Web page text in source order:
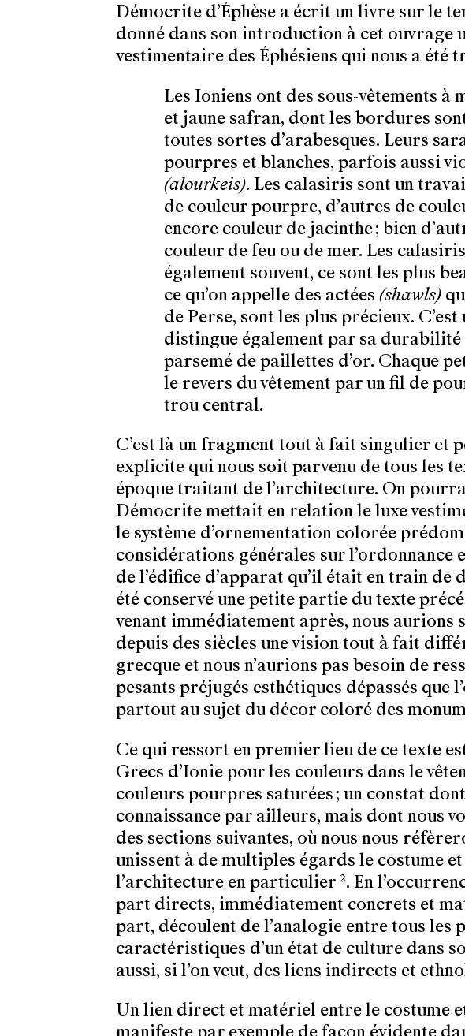
Démocrite d’Éphèse a écrit un livre sur le
donné dans son introduction à cet ouvrage
vestimentaire des Éphésiens qui nous a été
Les Ioniens ont des sous-vêtements
et jaune safran, dont les bordures
toutes sortes d’arabesques. Leurs
pourpres et blanches, parfois aussi
(alourkeis). Les calasiris sont un
de couleur pourpre, d’autres de
encore couleur de jacinthe ; bien
couleur de feu ou de mer. Les
également souvent, ce sont les plus
ce qu’on appelle des actées (shawls)
de Perse, sont les plus précieux.
distingue également par sa durabilité
parsemé de paillettes d’or. Chaque
le revers du vêtement par un fil de
trou central.
C’est là un fragment tout à fait singulier et
explicite qui nous soit parvenu de tous les
époque traitant de l’architecture. On
Démocrite mettait en relation le luxe
le système d’ornementation colorée
considérations générales sur l’ordonnance
de l’édifice d’apparat qu’il était en train de
été conservé une petite partie du texte
venant immédiatement après, nous aurions
depuis des siècles une vision tout à fait
grecque et nous n’aurions pas besoin de
pesants préjugés esthétiques dépassés que
partout au sujet du décor coloré des
Ce qui ressort en premier lieu de ce texte
Grecs d’Ionie pour les couleurs dans le
couleurs pourpres saturées ; un constat
connaissance par ailleurs, mais dont nous
des sections suivantes, où nous nous
unissent à de multiples égards le costume
l’architecture en particulier2. En
part directs, immédiatement concrets et
part, découlent de l’analogie entre tous les
caractéristiques d’un état de culture dans
aussi, si l’on veut, des liens indirects et
Un lien direct et matériel entre le costume